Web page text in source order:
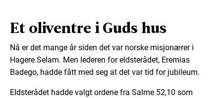
Et oliventre i Guds hus
Nå er det mange år siden det var norske misjonærer i
Hagere Selam. Men lederen for eldsterådet, Eremias
Badego, hadde fått med seg at det var tid for jubileum.
Eldsterådet hadde valgt ordene fra Salme 52,10 som